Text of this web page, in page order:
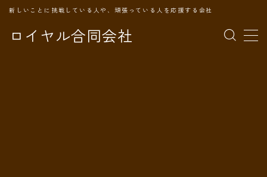
ロイヤル合同会社
新しいことに挑戦している人や、頑張っている人を応援する会社
MENU